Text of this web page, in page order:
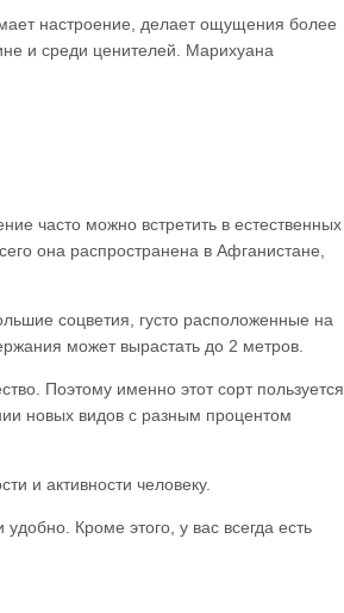
настроение, делает ощущения более
и среди ценителей. Марихуана
часто можно встретить в естественных
она распространена в Афганистане,
соцветия, густо расположенные на
может вырастать до 2 метров.
Поэтому именно этот сорт пользуется
новых видов с разным процентом
и активности человеку.
Кроме этого, у вас всегда есть